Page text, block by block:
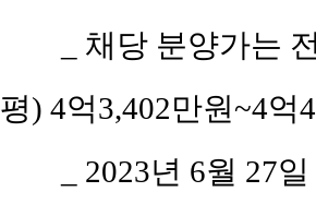
_ 채당 분양가는
평) 4억3,402만원~4억
_ 2023년 6월 27